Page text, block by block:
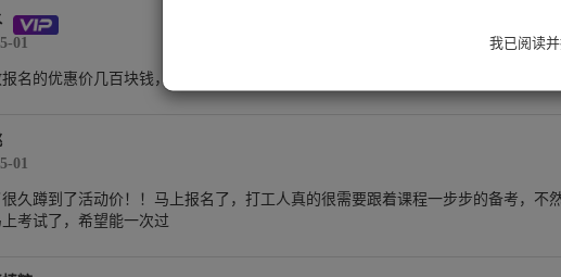
01
名的优惠价几百块钱，划算！
01
久蹲到了活动价！！马上报名了，打工人真的很需要跟着课程一步步的备考，不
考试了，希望能一次过
我已阅读